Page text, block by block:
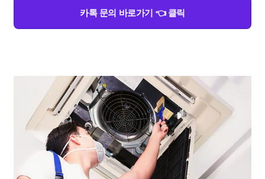
카톡 문의 바로가기 👈 클릭